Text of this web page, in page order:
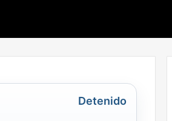
Detenido